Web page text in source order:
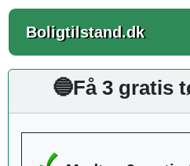
Boligtilstand.dk
🔵Få 3 gratis